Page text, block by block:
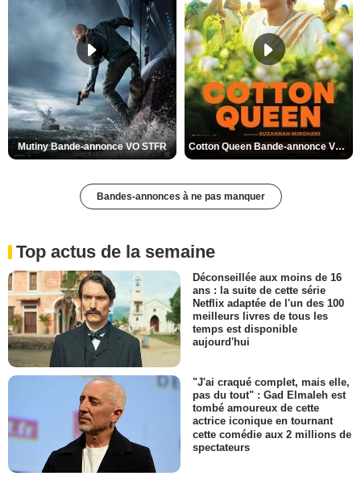
Mutiny Bande-annonce VO STFR Cotton Queen Bande-annonce VO STFR
Bandes-annonces à ne pas manquer
Top actus de la semaine
Déconseillée aux moins de 16
ans : la suite de cette série
Netflix adaptée de l'un des 100
meilleurs livres de tous les
temps est disponible
aujourd'hui
"J'ai craqué complet, mais elle,
pas du tout" : Gad Elmaleh est
tombé amoureux de cette
actrice iconique en tournant
cette comédie aux 2 millions de
spectateurs